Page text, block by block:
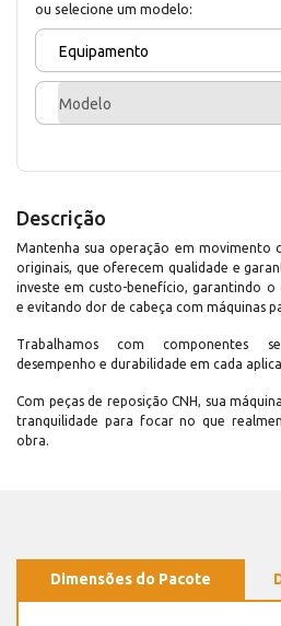
ou selecione um modelo:
Equipamento
Modelo
Descrição
Mantenha sua operação em movimento
originais, que oferecem qualidade e
investe em custo-benefício, garantindo o
e evitando dor de cabeça com máquinas
Trabalhamos com componentes
desempenho e durabilidade em cada
Com peças de reposição CNH, sua
tranquilidade para focar no que
obra.
Dimensões do Pacote